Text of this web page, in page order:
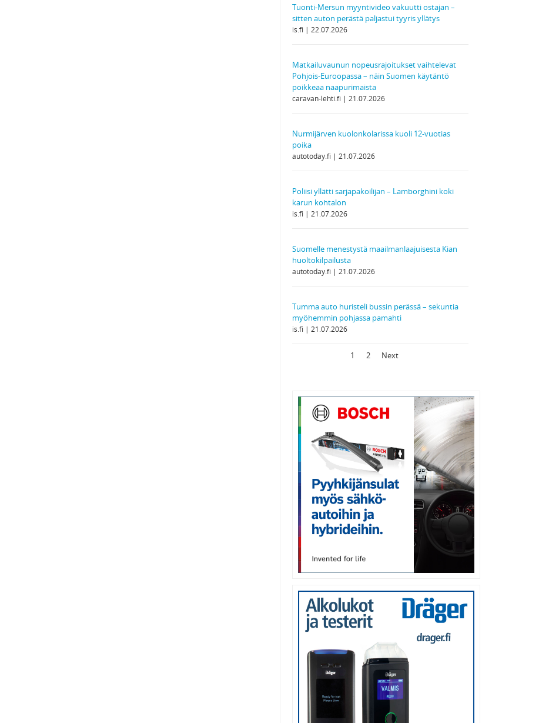
Tuonti-Mersun myyntivideo vakuutti ostajan –
sitten auton perästä paljastui tyyris yllätys
is.fi 22.07.2026
Matkailuvaunun nopeusrajoitukset vaihtelevat
Pohjois-Euroopassa – näin Suomen käytäntö
poikkeaa naapurimaista
caravan-lehti.fi 21.07.2026
Nurmijärven kuolonkolarissa kuoli 12-vuotias
poika
autotoday.fi 21.07.2026
Poliisi yllätti sarjapakoilijan – Lamborghini koki
karun kohtalon
is.fi 21.07.2026
Suomelle menestystä maailmanlaajuisesta Kian
huoltokilpailusta
autotoday.fi 21.07.2026
Tumma auto huristeli bussin perässä – sekuntia
myöhemmin pohjassa pamahti
is.fi 21.07.2026
1 2 Next